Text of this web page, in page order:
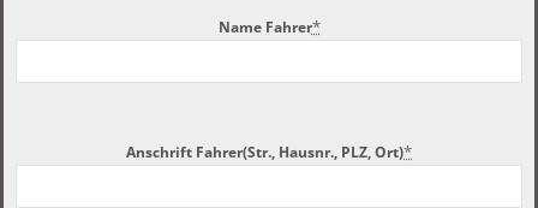
Name Fahrer*
Anschrift Fahrer(Str., Hausnr., PLZ, Ort)*